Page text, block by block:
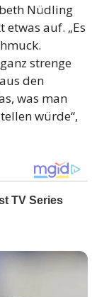
Nüdling
auf. „Es
strenge
den
was man
würde“,